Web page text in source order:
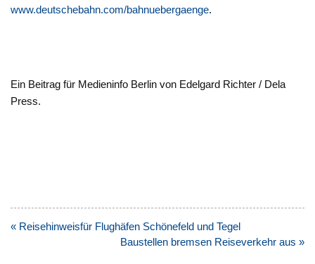
www.deutschebahn.com/bahnuebergaenge.
Ein Beitrag für Medieninfo Berlin von Edelgard Richter / Dela
Press.
Beitragsnavigation
« Reisehinweisfür Flughäfen Schönefeld und Tegel
Baustellen bremsen Reiseverkehr aus »